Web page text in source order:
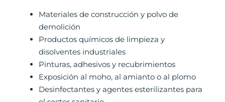
Materiales de construcción y polvo de
demolición
Productos químicos de limpieza y
disolventes industriales
Pinturas, adhesivos y recubrimientos
Exposición al moho, al amianto o al plomo
Desinfectantes y agentes esterilizantes para